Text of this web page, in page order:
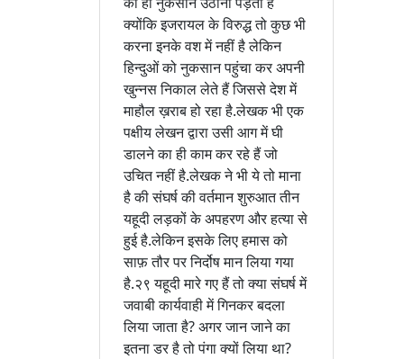
क्योंकि इजरायल के विरुद्ध तो कुछ भी
करना इनके वश में नहीं है लेकिन
हिन्दुओं को नुकसान पहुंचा कर अपनी
खुन्नस निकाल लेते हैं जिससे देश में
माहौल ख़राब हो रहा है.लेखक भी एक
पक्षीय लेखन द्वारा उसी आग में घी
डालने का ही काम कर रहे हैं जो
उचित नहीं है.लेखक ने भी ये तो माना
है की संघर्ष की वर्तमान शुरुआत तीन
यहूदी लड़कों के अपहरण और हत्या से
हुई है.लेकिन इसके लिए हमास को
साफ़ तौर पर निर्दोष मान लिया गया
है.२९ यहूदी मारे गए हैं तो क्या संघर्ष में
जवाबी कार्यवाही में गिनकर बदला
लिया जाता है? अगर जान जाने का
इतना डर है तो पंगा क्यों लिया था?